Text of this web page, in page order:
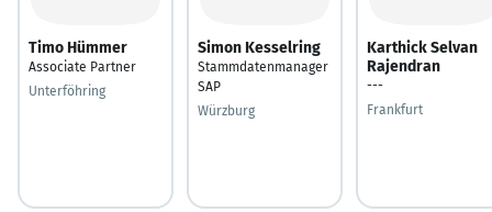
Timo Hümmer
Associate Partner
Unterföhring
Simon Kesselring
Stammdatenmanager
SAP
Würzburg
Karthick Selvan
Rajendran
---
Frankfurt